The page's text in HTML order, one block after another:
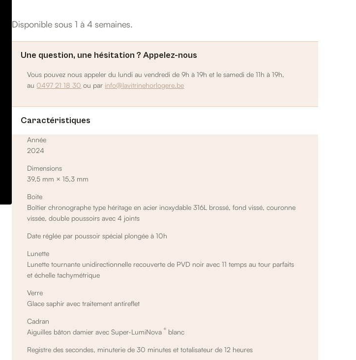
Disponible sous 1 à 4 semaines.
Une question, une hésitation ? Appelez-nous
Vous pouvez nous appeler du lundi au vendredi de 9h à 19h et le samedi de 11h à 19h,
au 0497 21 18 30 ou par info@lavitrinehorlogere.be
Caractéristiques
Année
2024
Dimensions
39,5 mm × 15,3 mm
Boite
Boîtier chronographe type héritage en acier inoxydable 316L brossé, fond vissé, couronne
vissée, double poussoirs avec 4 joints
Date réglée par poussoir spécial plongée à10h
Lunette
Lunette tournante unidirectionnelle recouverte de PVD noir avec 11 temps au tour parfaits
et échelle tachymétrique
Verre
Glace saphir avec traitement antireflet
Cadran
Aiguilles bâton damier avec Super-LumiNova® blanc
Registre des secondes, minuterie de 30 minutes et totalisateur de 12 heures